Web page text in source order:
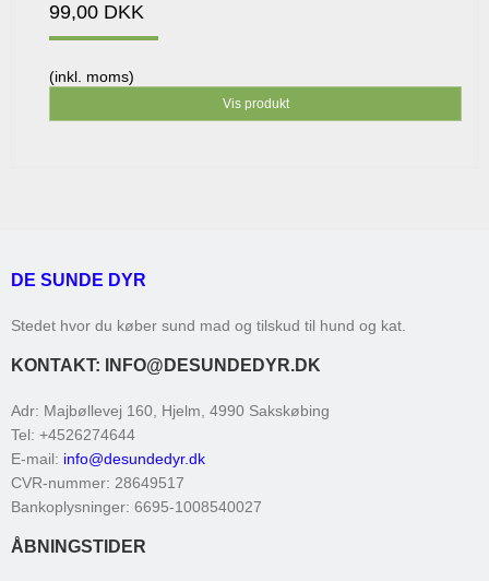
99,00 DKK
(inkl. moms)
Vis produkt
DE SUNDE DYR
Stedet hvor du køber sund mad og tilskud til hund og kat.
KONTAKT: INFO@DESUNDEDYR.DK
Adr: Majbøllevej 160, Hjelm , 4990 Sakskøbing
Tel: +4526274644
E-mail: info@desundedyr.dk
CVR-nummer: 28649517
Bankoplysninger: 6695-1008540027
ÅBNINGSTIDER